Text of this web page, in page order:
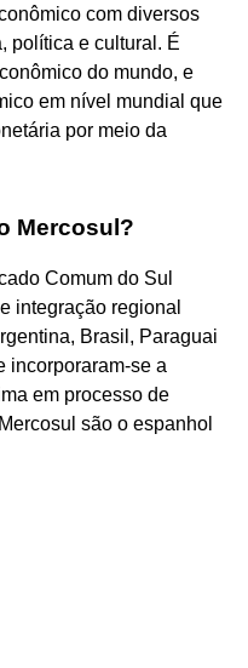
com diversos
política e cultural. É
do mundo, e
em nível mundial que
por meio da
Mercosul?
Comum do Sul
integração regional
Brasil, Paraguai
incorporaram-se a
em processo de
são o espanhol